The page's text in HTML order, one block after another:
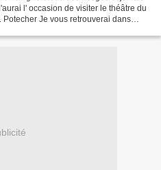
l' occasion de visiter le théâtre du
Je vous retrouverai dans